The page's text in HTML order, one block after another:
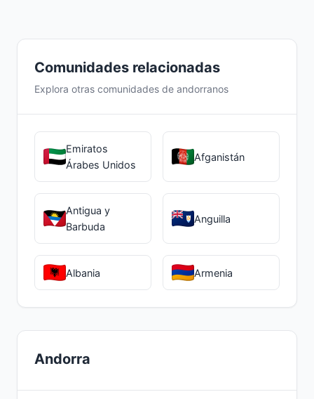
Comunidades relacionadas
Explora otras comunidades de andorranos
Emiratos
Árabes Unidos
Afganistán
Antigua y
Barbuda
Anguilla
Albania Armenia
Andorra